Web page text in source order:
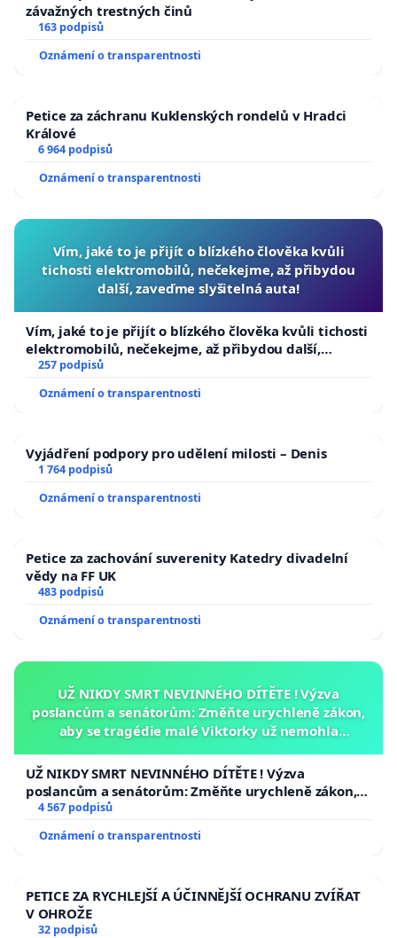
závažných trestných činů
163 podpisů
Oznámení o transparentnosti
Petice za záchranu Kuklenských rondelů v Hradci
Králové
6 964 podpisů
Oznámení o transparentnosti
Vím, jaké to je přijít o blízkého člověka kvůli
tichosti elektromobilů, nečekejme, až přibydou
další, zaveďme slyšitelná auta!
Vím, jaké to je přijít o blízkého člověka kvůli tichosti
elektromobilů, nečekejme, až přibydou další,
zaveďme slyšitelná auta!
257 podpisů
Oznámení o transparentnosti
Vyjádření podpory pro udělení milosti – Denis
1 764 podpisů
Oznámení o transparentnosti
Petice za zachování suverenity Katedry divadelní
vědy na FF UK
483 podpisů
Oznámení o transparentnosti
UŽ NIKDY SMRT NEVINNÉHO DÍTĚTE ! Výzva
poslancům a senátorům: Změňte urychleně zákon,
aby se tragédie malé Viktorky už nemohla
UŽ NIKDY SMRT NEVINNÉHO DÍTĚTE ! Výzva
poslancům a senátorům: Změňte urychleně zákon,
aby se tragédie malé Viktorky už nemohla opakovat!
4 567 podpisů
Oznámení o transparentnosti
PETICE ZA RYCHLEJŠÍ A ÚČINNĚJŠÍ OCHRANU ZVÍŘAT
V OHROŽE
32 podpisů